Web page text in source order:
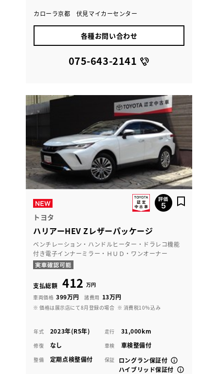
カローラ京都 伏見マイカーセンター
各種お問い合わせ
075-643-2141
トヨタ
ハリアーHEV Zレザーパッケージ
ベンチレーション・ハンドルヒーター・ドラレコ機能
付き電子インナーミラー・ＨＵＤ・ワンオーナー
支払総額 412 万円
車両価格 399万円 諸費用 13万円
※ 価格は展示店にて8月登録の場合 ※ 消費税10％込み
年式 2023年(R5年) 走行 31,000km
修復 なし 車検 車検整備付
整備 定期点検整備付 保証
ロングラン保証付
ハイブリッド保証付